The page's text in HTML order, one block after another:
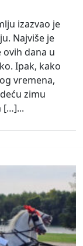
izazvao je
Najviše je
dana u
Ipak, kako
vremena,
zimu
[…]...